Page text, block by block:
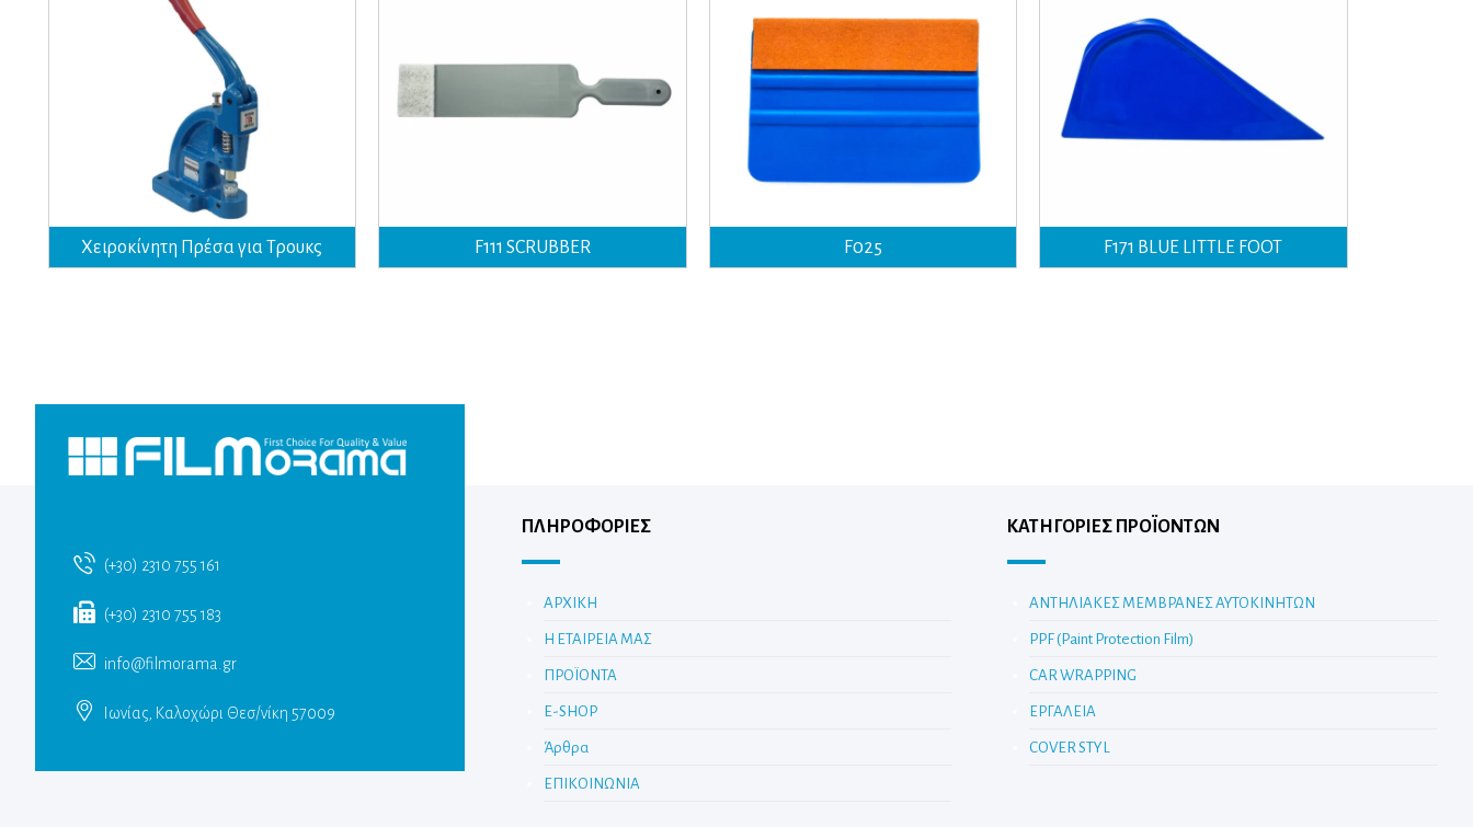
Χειροκίνητη Πρέσα για Τρουκς F111 SCRUBBER F025 F171 BLUE LITTLE FOOT
(+30) 2310 755 161
(+30) 2310 755 183
info@filmorama.gr
Ιωνίας, Καλοχώρι Θεσ/νίκη 57009
ΠΛΗΡΟΦΟΡΙΕΣ
ΑΡΧΙΚΗ
Η ΕΤΑΙΡΕΙΑ ΜΑΣ
ΠΡΟΪΟΝΤΑ
E-SHOP
Άρθρα
ΕΠΙΚΟΙΝΩΝΙΑ
ΚΑΤΗΓΟΡΊΕΣ ΠΡΟΪΌΝΤΩΝ
ΑΝΤΗΛΙΑΚΕΣ ΜΕΜΒΡΑΝΕΣ ΑΥΤΟΚΙΝΗΤΩΝ
PPF (Paint Protection Film)
CAR WRAPPING
ΕΡΓΑΛΕΙΑ
COVER STYL